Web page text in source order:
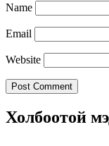
Name
Email
Website
Холбоотой